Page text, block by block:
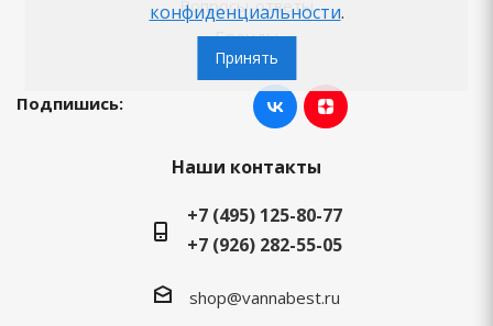
Вопросы-ответы
Бренды
Подпишись:
Наши контакты
+7 (495) 125-80-77
+7 (926) 282-55-05
shop@vannabest.ru
конфиденциальности.
Принять